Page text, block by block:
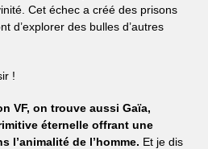
Cet échec a créé des prisons
d’explorer des bulles d’autres
!
VF, on trouve aussi Gaïa,
éternelle offrant une
l’animalité de l’homme. Et je dis